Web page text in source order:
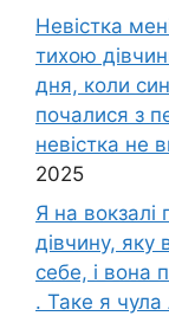
Невістка
тихою
дня, коли
почалися з
невістка не
2025
Я на вокзалі
дівчину, яку
себе, і вона
. Таке я